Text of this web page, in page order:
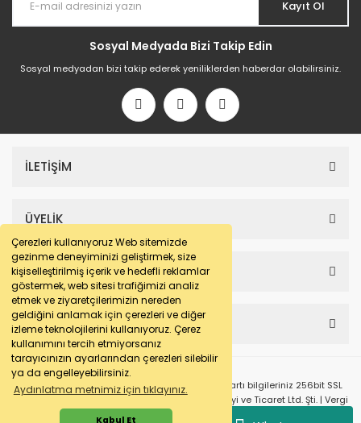
Çerezleri kullanıyoruz Web sitemizde
gezinme deneyiminizi geliştirmek, size
kişiselleştirilmiş içerik ve hedefli reklamlar
göstermek, web sitesi trafiğimizi analiz
etmek ve ziyaretçilerimizin nereden
geldiğini anlamak için çerezleri ve diğer
izleme teknolojilerini kullanıyoruz. Çerez
kullanımını tercih etmiyorsanız
tarayıcınızın ayarlarından çerezleri silebilir
ya da engelleyebilirsiniz.
Aydınlatma metnimiz için tıklayınız.
Kabul Et
Kayıt Ol
Sosyal Medyada Bizi Takip Edin
Sosyal medyadan bizi takip ederek yeniliklerden haberdar olabilirsiniz.
İLETİŞİM
ÜYELİK
SAYFALAR
HESABIM
© e-makarna.com Tüm Hakları Saklıdır. Kredi kartı bilgileriniz 256bit SSL
sertifikası ile korunmaktadır. Pasfil Makine Sanayi ve Ticaret Ltd. Şti. | Vergi
No: 7220436611 | MERSİS No: 072204366100013 | Ticaret Sicil No: 586968-0